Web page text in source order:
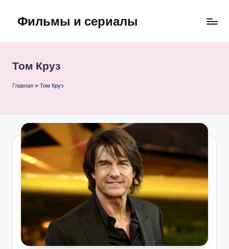
Перейти
содержимому
Фильмы и сериалы
Том Круз
Главная » Том Круз